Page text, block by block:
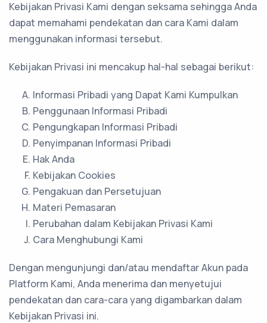
Kebijakan Privasi Kami dengan seksama sehingga Anda
dapat memahami pendekatan dan cara Kami dalam
menggunakan informasi tersebut.
Kebijakan Privasi ini mencakup hal-hal sebagai berikut:
Informasi Pribadi yang Dapat Kami Kumpulkan
Penggunaan Informasi Pribadi
Pengungkapan Informasi Pribadi
Penyimpanan Informasi Pribadi
Hak Anda
Kebijakan Cookies
Pengakuan dan Persetujuan
Materi Pemasaran
Perubahan dalam Kebijakan Privasi Kami
Cara Menghubungi Kami
Dengan mengunjungi dan/atau mendaftar Akun pada
Platform Kami, Anda menerima dan menyetujui
pendekatan dan cara-cara yang digambarkan dalam
Kebijakan Privasi ini.